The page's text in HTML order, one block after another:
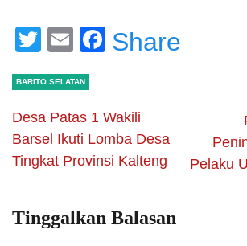
Twitter
EmailFacebook
Share
BARITO SELATAN
Desa Patas 1 Wakili
Barsel Ikuti Lomba Desa
Tingkat Provinsi Kalteng
Pelaku
Tinggalkan Balasan